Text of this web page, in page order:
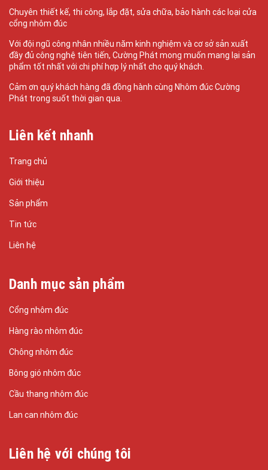
Chuyên thiết kế, thi công, lắp đặt, sửa chữa, bảo hành các loại cửa
cổng nhôm đúc
Với đội ngũ công nhân nhiều năm kinh nghiệm và cơ sở sản xuất
đầy đủ công nghệ tiên tiến, Cường Phát mong muốn mang lại sản
phẩm tốt nhất với chi phí hợp lý nhất cho quý khách.
Cảm ơn quý khách hàng đã đồng hành cùng Nhôm đúc Cường
Phát trong suốt thời gian qua.
Liên kết nhanh
Trang chủ
Giới thiệu
Sản phẩm
Tin tức
Liên hệ
Danh mục sản phẩm
Cổng nhôm đúc
Hàng rào nhôm đúc
Chông nhôm đúc
Bông gió nhôm đúc
Cầu thang nhôm đúc
Lan can nhôm đúc
Liên hệ với chúng tôi